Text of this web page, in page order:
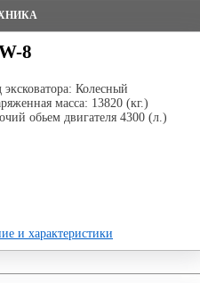
8
Колесный
масса: 13820 (кг.)
обьем двигателя 4300 (л.)
и характеристики